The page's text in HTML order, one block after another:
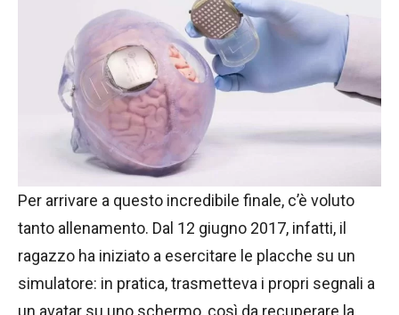
Per arrivare a questo incredibile finale, c’è voluto
tanto allenamento. Dal 12 giugno 2017, infatti, il
ragazzo ha iniziato a esercitare le placche su un
simulatore: in pratica, trasmetteva i propri segnali a
un avatar su uno schermo, così da recuperare la